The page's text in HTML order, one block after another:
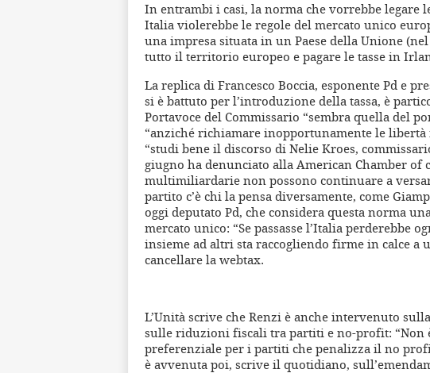
In entrambi i casi, la norma che vorrebbe legare
Italia violerebbe le regole del mercato unico
una impresa situata in un Paese della Unione
tutto il territorio europeo e pagare le tasse in
La replica di Francesco Boccia, esponente Pd e
si è battuto per l’introduzione della tassa, è
Portavoce del Commissario “sembra quella del
“anziché richiamare inopportunamente le
“studi bene il discorso di Nelie Kroes,
giugno ha denunciato alla American Chamber of
multimiliardarie non possono continuare a
partito c’è chi la pensa diversamente, come
oggi deputato Pd, che considera questa norma
mercato unico: “Se passasse l’Italia perderebbe
insieme ad altri sta raccogliendo firme in calce a
cancellare la webtax.
L’Unità scrive che Renzi è anche intervenuto
sulle riduzioni fiscali tra partiti e no-profit: “Non
preferenziale per i partiti che penalizza il no
è avvenuta poi, scrive il quotidiano,